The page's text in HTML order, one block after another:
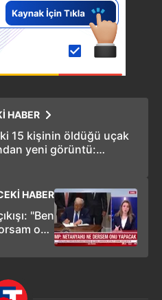
HABER
15 kişinin öldüğü uçak
yeni görüntü:
HABER
"Ben
onu